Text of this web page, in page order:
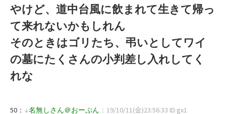
やけど、道中台風に飲まれて生きて帰っ
て来れないかもしれん
そのときはゴリたち、弔いとしてワイ
の墓にたくさんの小判差し入れしてく
れな
50： ↓名無しさん＠おーぷん ：19/10/11(金)23:56:33 ID:gx1